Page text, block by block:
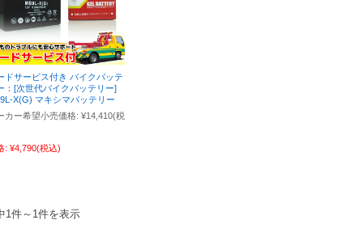
ドサービス付き バイクバッテ
：[次世代バイクバッテリー]
X(G) マキシマバッテリー
カー希望小売価格: ¥14,410(税
: ¥4,790(税込)
1件～1件を表示